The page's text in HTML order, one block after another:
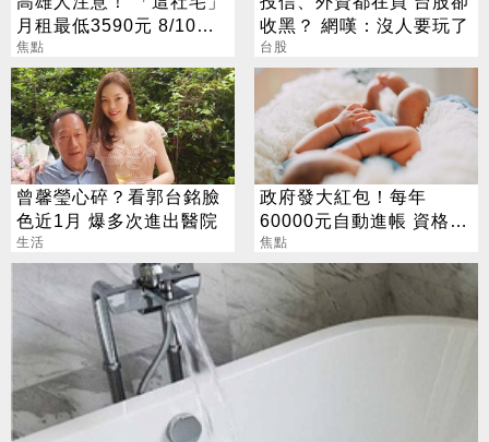
月租最低3590元 8/10起
放申請
焦點
收黑？ 網嘆：沒人要玩了
台股
曾馨瑩心碎？看郭台銘臉
色近1月 爆多次進出醫院
生活
政府發大紅包！每年
60000元自動進帳 資格一
次看
焦點